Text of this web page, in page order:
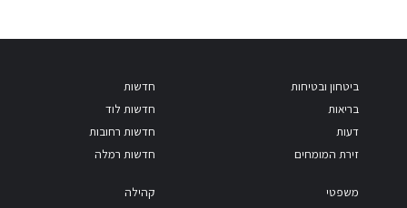
ביטחון ובטיחות
בריאות
דעות
זירת המומחים
חדשות
חדשות לוד
חדשות רחובות
חדשות רמלה
משפטי
קהילה